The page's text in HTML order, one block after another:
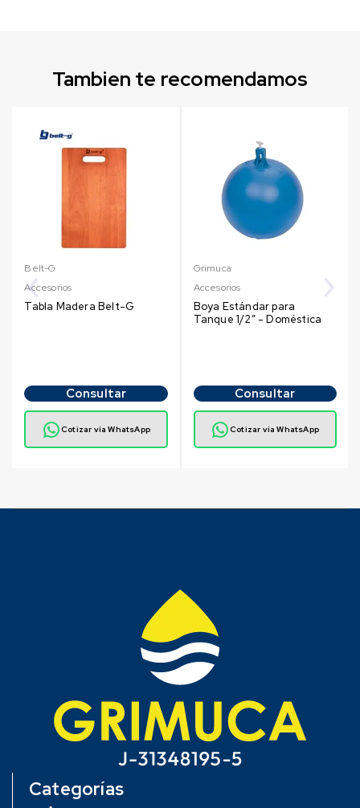
Tambien te recomendamos
Belt-G
Accesorios
Tabla Madera Belt-G
Consultar
Cotizar vía WhatsApp
Grimuca
Accesorios
Boya Estándar para
Tanque 1/2″ - Doméstica
Consultar
Cotizar vía WhatsApp
Categorías